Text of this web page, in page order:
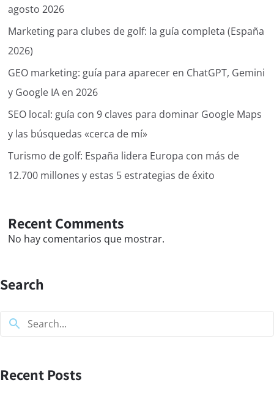
agosto 2026
Marketing para clubes de golf: la guía completa (España
2026)
GEO marketing: guía para aparecer en ChatGPT, Gemini
y Google IA en 2026
SEO local: guía con 9 claves para dominar Google Maps
y las búsquedas «cerca de mí»
Turismo de golf: España lidera Europa con más de
12.700 millones y estas 5 estrategias de éxito
Recent Comments
No hay comentarios que mostrar.
Search
Recent Posts